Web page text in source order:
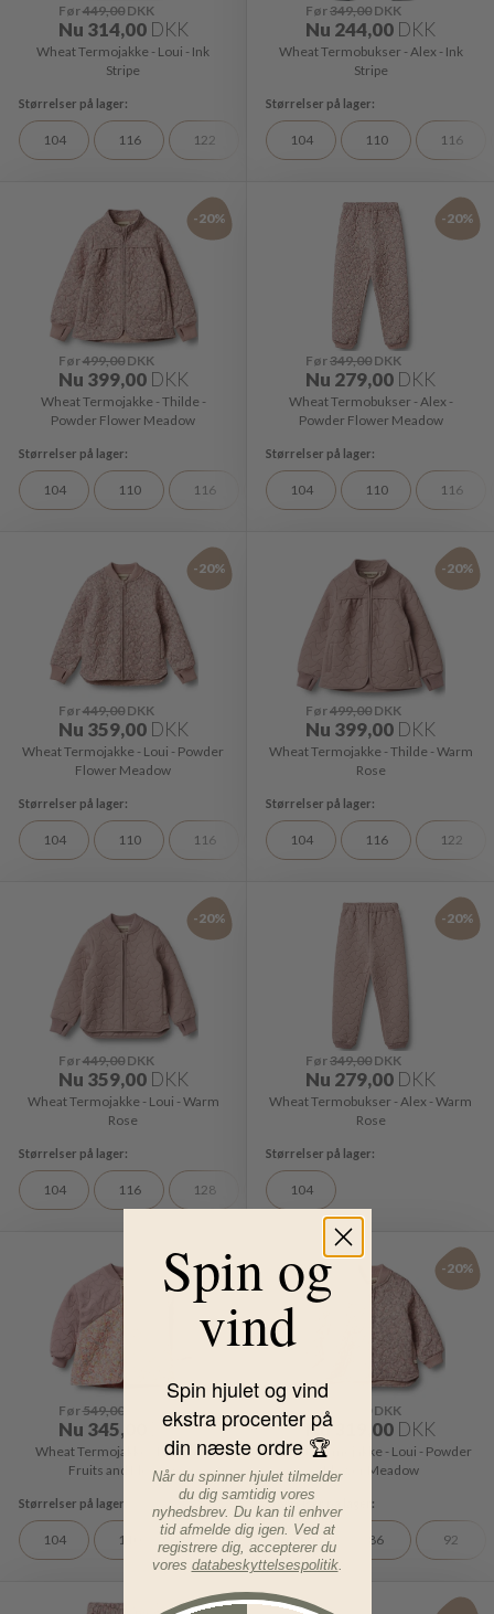
Før449,00DKK
Nu 314,00 DKK
Wheat Termojakke - Loui - Ink
Stripe
104 116 122
Før349,00 DKK
Nu 244,00 DKK
Wheat Termobukser - Alex - Ink
Stripe
104 110 116
-20%
Før499,00DKK
Nu 399,00 DKK
Wheat Termojakke - Thilde -
Powder Flower Meadow
104 110 116 122 128
-20%
Før349,00 DKK
Nu 279,00 DKK
Wheat Termobukser - Alex -
Powder Flower Meadow
104 110 116
-20%
Før449,00DKK
Nu 359,00 DKK
Wheat Termojakke - Loui - Powder
Flower Meadow
104 110 116 122 128
-20%
Før499,00 DKK
Nu 399,00 DKK
Wheat Termojakke - Thilde - Warm
Rose
104 116 122
-20%
Før449,00DKK
Nu 359,00 DKK
Wheat Termojakke - Loui - Warm
Rose
104 116 128
-20%
Før349,00 DKK
Nu 279,00 DKK
Wheat Termobukser - Alex - Warm
Rose
104
-37%
Før549,00
Nu 345,00 DKK
Wheat Termojakke - Helmao -
Fruits and Flowers
104 110 116 122
-20%
Før DKK
Nu 319,00 DKK
Wheat Termojakke - Loui - Powder
Flower Meadow
80 86 92
Spin og
vind
Spin hjulet og vind
ekstra procenter på
din næste ordre 🏆
Når du spinner hjulet tilmelder
du dig samtidig vores
nyhedsbrev. Du kan til enhver
tid afmelde dig igen. Ved at
registrere dig, accepterer du
vores databeskyttelsespolitik.